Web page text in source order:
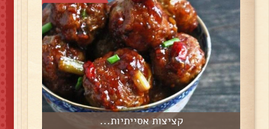
קציצות אסייתיות...